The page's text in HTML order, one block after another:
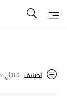
جديد في الخصومات
تصنيف 6 نتائج بحث